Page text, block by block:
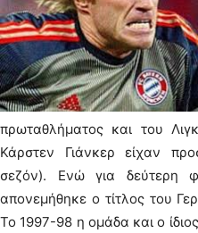
πρωταθλήματος και του
Κάρστεν Γιάνκερ είχαν
σεζόν). Ενώ για δεύτερη
απονεμήθηκε ο τίτλος του
Το 1997-98 η ομάδα και ο